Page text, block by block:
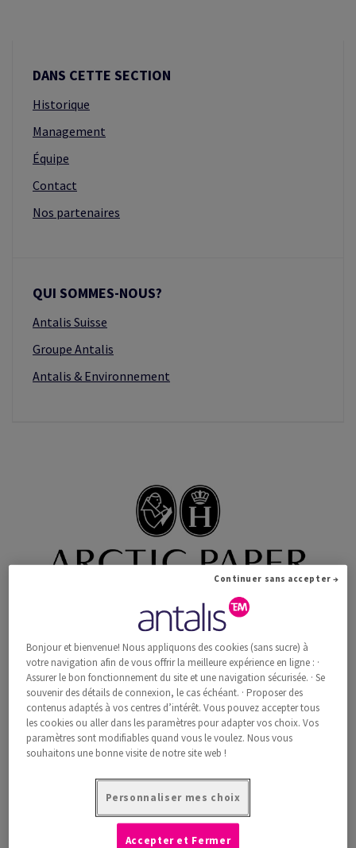
DANS CETTE SECTION
Historique
Management
Équipe
Contact
Nos partenaires
QUI SOMMES-NOUS?
Antalis Suisse
Groupe Antalis
Antalis & Environnement
Découvrez Arctic Paper
Bonjour et bienvenue! Nous appliquons des cookies (sans sucre) à
votre navigation afin de vous offrir la meilleure expérience en ligne : ·
Assurer le bon fonctionnement du site et une navigation sécurisée. · Se
souvenir des détails de connexion, le cas échéant. · Proposer des
contenus adaptés à vos centres d’intérêt. Vous pouvez accepter tous
les cookies ou aller dans les paramètres pour adapter vos choix. Vos
paramètres sont modifiables quand vous le voulez. Nous vous
souhaitons une bonne visite de notre site web !
Personnaliser mes choix
Continuer sans accepter →
Accepter et Fermer